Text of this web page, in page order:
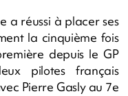
a réussi à placer ses
la cinquième fois
depuis le GP
pilotes français
Pierre Gasly au 7e